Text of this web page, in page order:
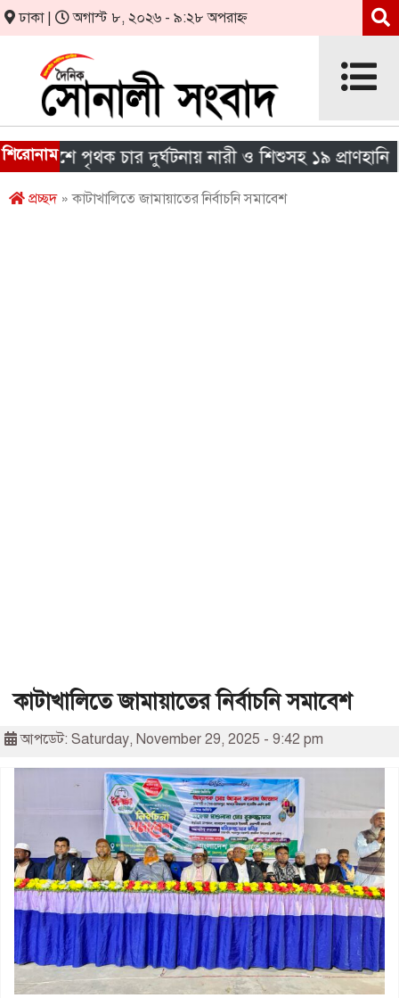
ঢাকা | অগাস্ট ৮, ২০২৬ - ৯:২৮ অপরাহ্ন
শিরোনামপৃথক চার দুর্ঘটনায় নারী ও শিশুসহ ১৯ প্রাণহানি
প্রচ্ছদ» কাটাখালিতে জামায়াতের নির্বাচনি সমাবেশ
কাটাখালিতে জামায়াতের নির্বাচনি সমাবেশ
আপডেট: Saturday, November 29, 2025 - 9:42 pm